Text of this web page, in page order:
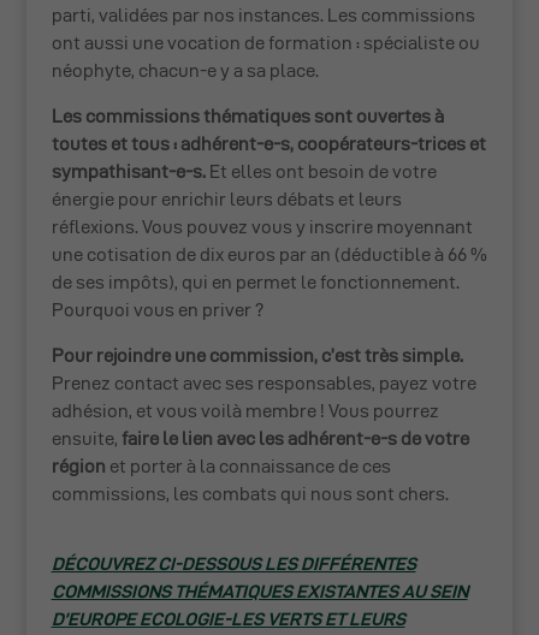
parti, validées par nos instances. Les commissions
ont aussi une vocation de formation : spécialiste ou
néophyte, chacun-e y a sa place.
Les commissions thématiques sont ouvertes à
toutes et tous : adhérent-e-s, coopérateurs-trices et
sympathisant-e-s. Et elles ont besoin de votre
énergie pour enrichir leurs débats et leurs
réflexions. Vous pouvez vous y inscrire moyennant
une cotisation de dix euros par an (déductible à 66 %
de ses impôts), qui en permet le fonctionnement.
Pourquoi vous en priver ?
Pour rejoindre une commission, c’est très simple.
Prenez contact avec ses responsables, payez votre
adhésion, et vous voilà membre ! Vous pourrez
ensuite, faire le lien avec les adhérent-e-s de votre
région et porter à la connaissance de ces
commissions, les combats qui nous sont chers.
DÉCOUVREZ CI-DESSOUS LES DIFFÉRENTES
COMMISSIONS THÉMATIQUES EXISTANTES AU SEIN
D’EUROPE ECOLOGIE-LES VERTS ET LEURS